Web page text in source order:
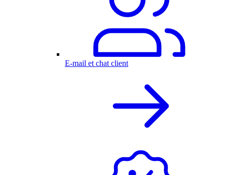
E-mail et chat client